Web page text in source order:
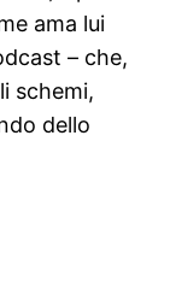
ama lui
– che,
schemi,
dello